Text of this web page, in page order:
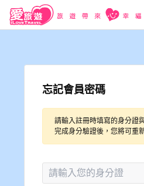
忘記會員密碼
請輸入註冊時填寫的身分證
完成身分驗證後，您將可重